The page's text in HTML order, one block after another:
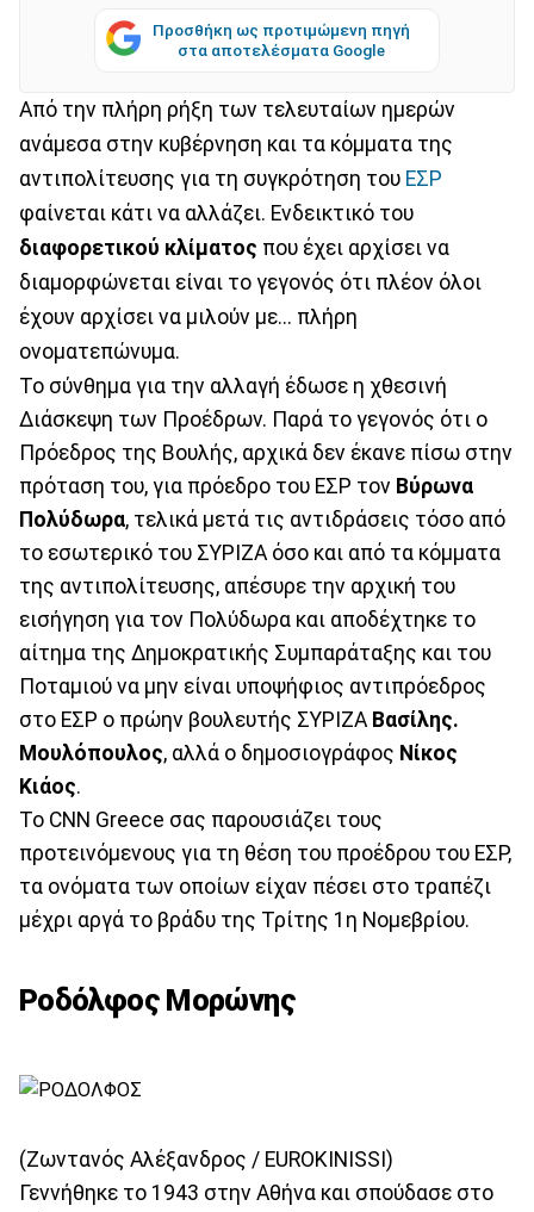
Προσθήκη ως προτιμώμενη πηγή
στα αποτελέσματα Google
Από την πλήρη ρήξη των τελευταίων ημερών
ανάμεσα στην κυβέρνηση και τα κόμματα της
αντιπολίτευσης για τη συγκρότηση του ΕΣΡ
φαίνεται κάτι να αλλάζει. Ενδεικτικό του
διαφορετικού κλίματος που έχει αρχίσει να
διαμορφώνεται είναι το γεγονός ότι πλέον όλοι
έχουν αρχίσει να μιλούν με... πλήρη
ονοματεπώνυμα.
Το σύνθημα για την αλλαγή έδωσε η χθεσινή
Διάσκεψη των Προέδρων. Παρά το γεγονός ότι ο
Πρόεδρος της Βουλής, αρχικά δεν έκανε πίσω στην
πρόταση του, για πρόεδρο του ΕΣΡ τον Βύρωνα
Πολύδωρα, τελικά μετά τις αντιδράσεις τόσο από
το εσωτερικό του ΣΥΡΙΖΑ όσο και από τα κόμματα
της αντιπολίτευσης, απέσυρε την αρχική του
εισήγηση για τον Πολύδωρα και αποδέχτηκε το
αίτημα της Δημοκρατικής Συμπαράταξης και του
Ποταμιού να μην είναι υποψήφιος αντιπρόεδρος
στο ΕΣΡ ο πρώην βουλευτής ΣΥΡΙΖΑ Βασίλης.
Μουλόπουλος, αλλά ο δημοσιογράφος Νίκος
Κιάος.
Το CNN Greece σας παρουσιάζει τους
προτεινόμενους για τη θέση του προέδρου του ΕΣΡ,
τα ονόματα των οποίων είχαν πέσει στο τραπέζι
μέχρι αργά το βράδυ της Τρίτης 1η Νομεβρίου.
Ροδόλφος Μορώνης
(Ζωντανός Αλέξανδρος / EUROKINISSI)
Γεννήθηκε το 1943 στην Αθήνα και σπούδασε στο